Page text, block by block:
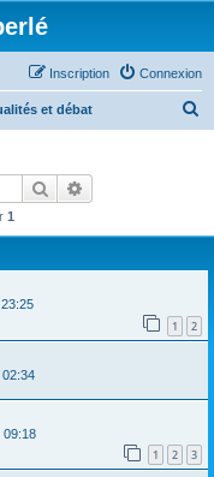
Connexion
Inscription
et débat
e
Rechercher
1
1 2
02:34
09:18
1 2 3